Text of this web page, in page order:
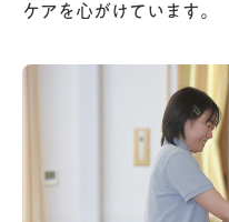
ケアを心がけています。